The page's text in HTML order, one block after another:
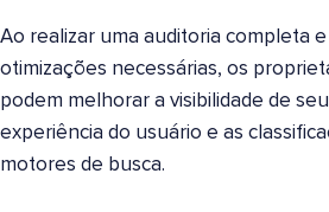
Ao realizar uma auditoria completa
otimizações necessárias, os
podem melhorar a visibilidade de
experiência do usuário e as
motores de busca.